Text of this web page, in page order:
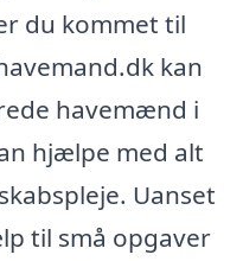
du kommet til
kan
havemænd i
hjælpe med alt
Uanset
til små opgaver